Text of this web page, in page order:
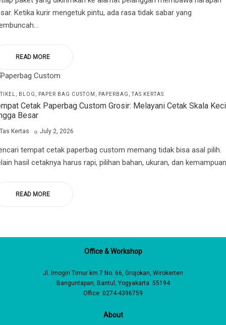
Ketika kurir mengetuk pintu, ada rasa tidak sabar yang
READ MORE
BLOG PAPER BAG CUSTOM PAPERBAG TAS KERTAS
Cetak Paperbag Custom Grosir: Melayani Cetak Skala
Besar
Tas Kertas
Posted
July 2, 2026
tempat cetak paperbag custom memang tidak bisa asal pilih.
hasil cetaknya harus rapi, pilihan bahan, ukuran, dan
READ MORE
Office & Workshop
Jl. Imogiri Timur km 7 No. 66, Grojokan, Wirokerten
Banguntapan, Bantul, Yogyakarta. 55194
Office: 0274-4396759
About